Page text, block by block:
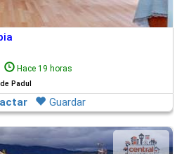
Hace 19 horas
Padul
Guardar